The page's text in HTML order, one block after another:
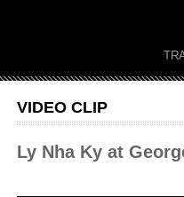
VIDEO CLIP
Ly Nha Ky at